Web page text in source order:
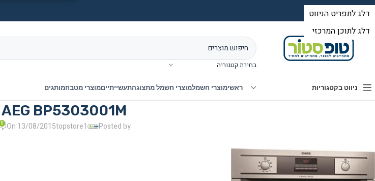
בחירת קטגוריה
ניווט בקטגוריות ראשימוצרי חשמלמוצרי חשמל מתצוגהתעשייתייםמוצרי מטבחמותגים
AEG BP5303001M
Posted by
topstore1
On 13/08/2015
0